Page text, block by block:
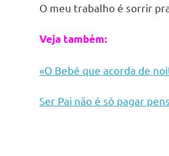
O meu trabalho é sorrir
Veja também:
«O Bebé que acorda de
Ser Pai não é só pagar